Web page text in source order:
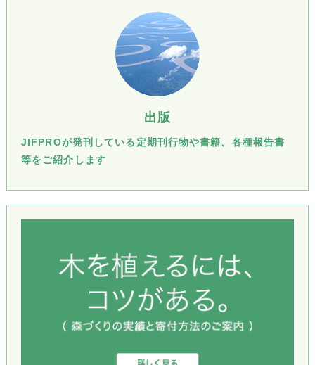
出版
JIFPROが発刊している定期刊行物や書籍、各種報告書
等をご紹介します